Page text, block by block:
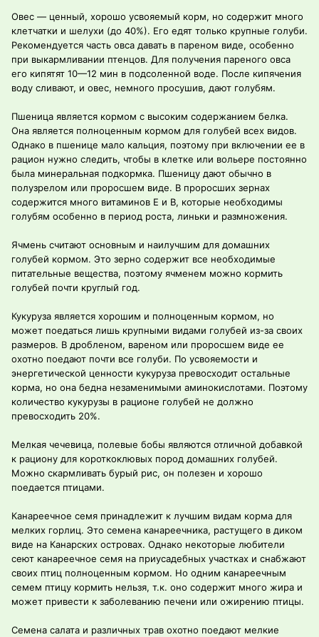
Овес — ценный, хорошо усвояемый корм, но содержит много
клетчатки и шелухи (до 40%). Его едят только крупные голуби.
Рекомендуется часть овса давать в пареном виде, особенно
при выкармливании птенцов. Для получения пареного овса
его кипятят 10—12 мин в подсоленной воде. После кипячения
воду сливают, и овес, немного просушив, дают голубям.
Пшеница является кормом с высоким содержанием белка.
Она является полноценным кормом для голубей всех видов.
Однако в пшенице мало кальция, поэтому при включении ее в
рацион нужно следить, чтобы в клетке или вольере постоянно
была минеральная подкормка. Пшеницу дают обычно в
полузрелом или проросшем виде. В проросших зернах
содержится много витаминов Е и В, которые необходимы
голубям особенно в период роста, линьки и размножения.
Ячмень считают основным и наилучшим для домашних
голубей кормом. Это зерно содержит все необходимые
питательные вещества, поэтому ячменем можно кормить
голубей почти круглый год.
Кукуруза является хорошим и полноценным кормом, но
может поедаться лишь крупными видами голубей из-за своих
размеров. В дробленом, вареном или проросшем виде ее
охотно поедают почти все голуби. По усвояемости и
энергетической ценности кукуруза превосходит остальные
корма, но она бедна незаменимыми аминокислотами. Поэтому
количество кукурузы в рационе голубей не должно
превосходить 20%.
Мелкая чечевица, полевые бобы являются отличной добавкой
к рациону для короткоклювых пород домашних голубей.
Можно скармливать бурый рис, он полезен и хорошо
поедается птицами.
Канареечное семя принадлежит к лучшим видам корма для
мелких горлиц. Это семена канареечника, растущего в диком
виде на Канарских островах. Однако некоторые любители
сеют канареечное семя на приусадебных участках и снабжают
своих птиц полноценным кормом. Но одним канареечным
семем птицу кормить нельзя, т.к. оно содержит много жира и
может привести к заболеванию печени или ожирению птицы.
Семена салата и различных трав охотно поедают мелкие